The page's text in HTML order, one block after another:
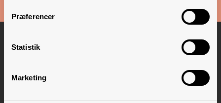
Præferencer
Statistik
Marketing
Danske Skoleelever